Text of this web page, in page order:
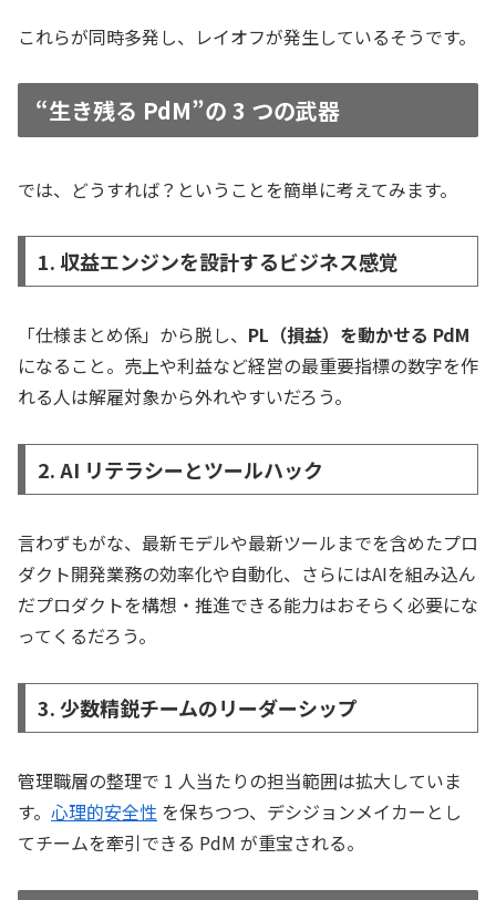
これらが同時多発し、レイオフが発生しているそうです。
“生き残る PdM”の 3 つの武器
では、どうすれば？ということを簡単に考えてみます。
1. 収益エンジンを設計するビジネス感覚
「仕様まとめ係」から脱し、 PL（損益）を動かせる PdM
になること。売上や利益など経営の最重要指標の数字を作
れる人は解雇対象から外れやすいだろう。
2. AI リテラシーとツールハック
言わずもがな、最新モデルや最新ツールまでを含めたプロ
ダクト開発業務の効率化や自動化、さらにはAIを組み込ん
だプロダクトを構想・推進できる能力はおそらく必要にな
ってくるだろう。
3. 少数精鋭チームのリーダーシップ
管理職層の整理で 1 人当たりの担当範囲は拡大していま
す。 心理的安全性 を保ちつつ、デシジョンメイカーとし
てチームを牽引できる PdM が重宝される。